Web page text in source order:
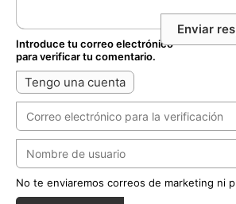
Enviar
Introduce tu correo electrónico
para verificar tu comentario.
Tengo una cuenta
No te enviaremos correos de marketing ni